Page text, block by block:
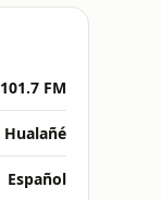
101.7 FM
Hualañé
Español